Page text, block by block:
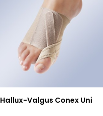
Hallux-Valgus Conex Uni